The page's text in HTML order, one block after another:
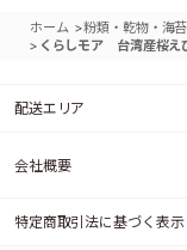
ホーム >粉類・乾物・海
> くらしモア 台湾産桜
配送エリア
会社概要
特定商取引法に基づく表示